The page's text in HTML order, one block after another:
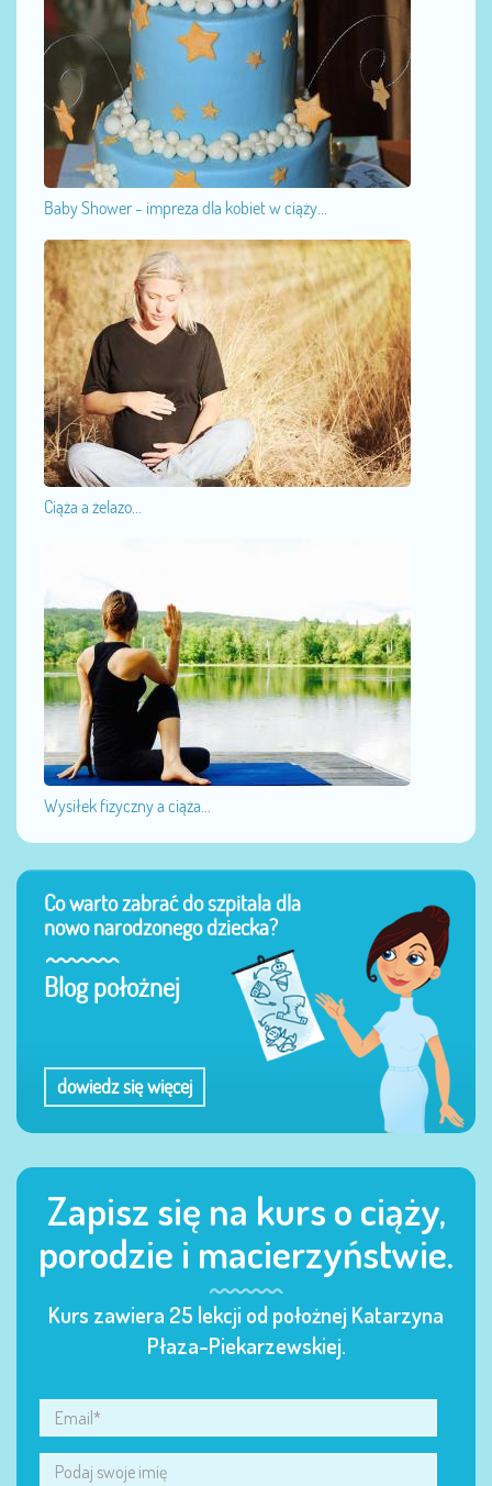
Baby Shower - impreza dla kobiet w ciąży...
Ciąża a żelazo...
Wysiłek fizyczny a ciąża...
Co warto zabrać do szpitala dla
nowo narodzonego dziecka?
Blog położnej
dowiedz się więcej
Zapisz się na kurs o ciąży,
porodzie i macierzyństwie.
Kurs zawiera 25 lekcji od położnej Katarzyna
Płaza-Piekarzewskiej.